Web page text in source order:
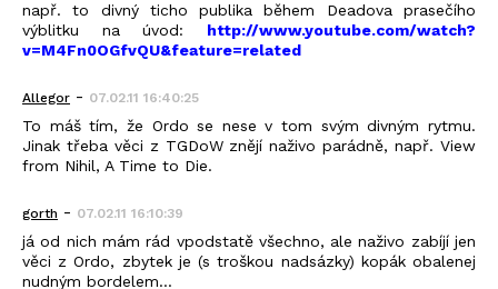
např. to divný ticho publika během Deadova prasečího
výblitku na úvod: http://www.youtube.com/watch?
v=M4Fn0OGfvQU&feature=related
Allegor - 07.02.11 16:40:25
To máš tím, že Ordo se nese v tom svým divným rytmu.
Jinak třeba věci z TGDoW znějí naživo parádně, např. View
from Nihil, A Time to Die.
gorth - 07.02.11 16:10:39
já od nich mám rád vpodstatě všechno, ale naživo zabíjí jen
věci z Ordo, zbytek je (s troškou nadsázky) kopák obalenej
nudným bordelem...